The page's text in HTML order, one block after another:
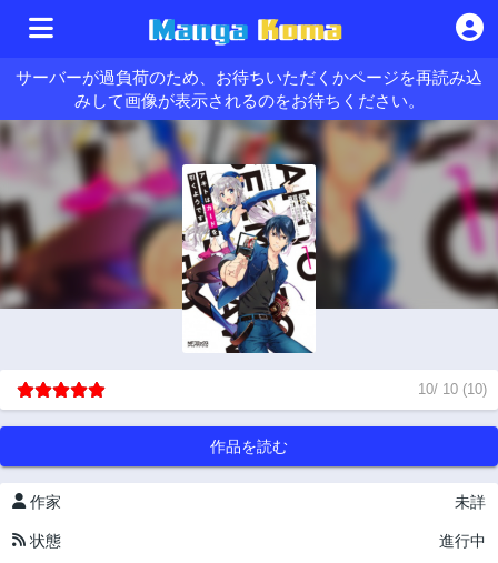
サーバーが過負荷のため、お待ちいただくかページを再読み込
みして画像が表示されるのをお待ちください。
10/ 10 (10)
作品を読む
作家 未詳
状態 進行中